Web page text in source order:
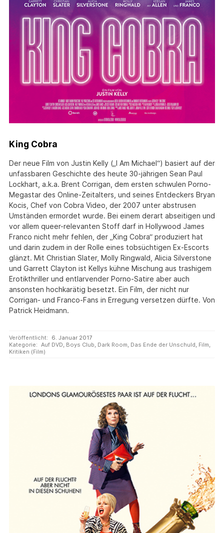
King Cobra
Der neue Film von Justin Kelly („I Am Michael“) basiert auf der
unfassbaren Geschichte des heute 30-jährigen Sean Paul
Lockhart, a.k.a. Brent Corrigan, dem ersten schwulen Porno-
Megastar des Online-Zeitalters, und seines Entdeckers Bryan
Kocis, Chef von Cobra Video, der 2007 unter abstrusen
Umständen ermordet wurde. Bei einem derart abseitigen und
vor allem queer-relevanten Stoff darf in Hollywood James
Franco nicht mehr fehlen, der „King Cobra“ produziert hat
und darin zudem in der Rolle eines tobsüchtigen Ex-Escorts
glänzt. Mit Christian Slater, Molly Ringwald, Alicia Silverstone
und Garrett Clayton ist Kellys kühne Mischung aus trashigem
Erotikthriller und entlarvender Porno-Satire aber auch
ansonsten hochkarätig besetzt. Ein Film, der nicht nur
Corrigan- und Franco-Fans in Erregung versetzen dürfte. Von
Patrick Heidmann.
Veröffentlicht:
6. Januar 2017
Kategorie: Auf DVD, Boys Club, Dark Room, Das Ende der Unschuld, Film,
Kritiken (Film)